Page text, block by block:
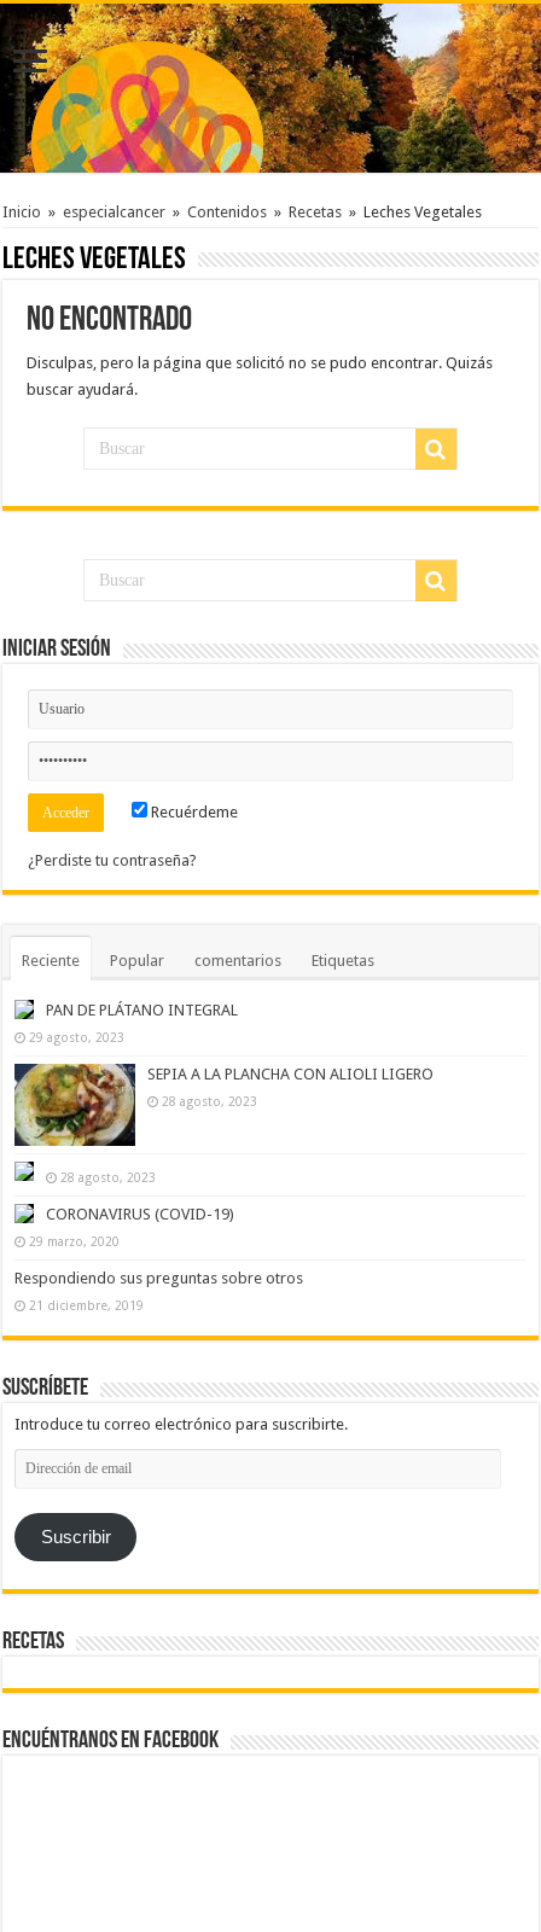
Inicio » especialcancer » Contenidos » Recetas » Leches Vegetales
Leches Vegetales
No Encontrado
Disculpas, pero la página que solicitó no se pudo encontrar. Quizás
buscar ayudará.
Iniciar Sesión
Recuérdeme
¿Perdiste tu contraseña?
Reciente Popular comentarios Etiquetas
PAN DE PLÁTANO INTEGRAL
29 agosto, 2023
SEPIA A LA PLANCHA CON ALIOLI LIGERO
28 agosto, 2023
28 agosto, 2023
CORONAVIRUS (COVID-19)
29 marzo, 2020
Respondiendo sus preguntas sobre otros
21 diciembre, 2019
Suscríbete
Introduce tu correo electrónico para suscribirte.
Dirección
de
Suscribir
Recetas
Encuéntranos en Facebook